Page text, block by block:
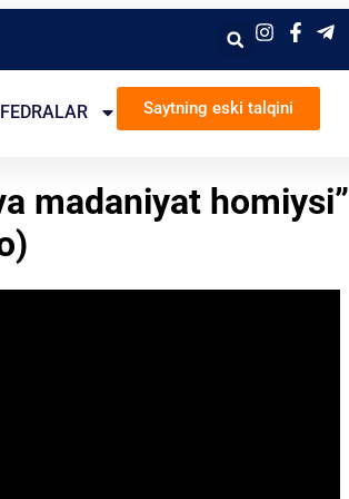
Saytning eski talqini
madaniyat homiysi”